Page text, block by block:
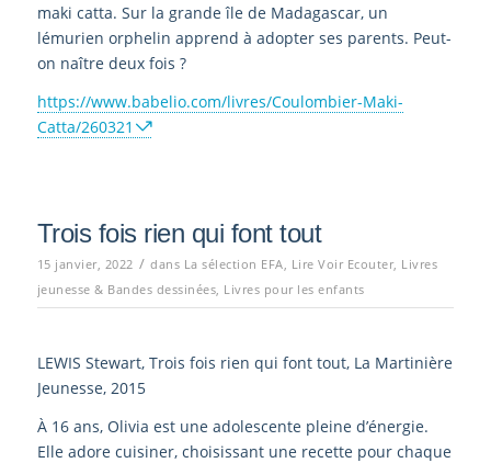
maki catta. Sur la grande île de Madagascar, un
lémurien orphelin apprend à adopter ses parents. Peut-
on naître deux fois ?
https://www.babelio.com/livres/Coulombier-Maki-
Catta/260321
Trois fois rien qui font tout
15 janvier, 2022 / dans La sélection EFA Lire Voir Ecouter, Livres
jeunesse & Bandes dessinées Livres pour les enfants
LEWIS Stewart, Trois fois rien qui font tout, La Martinière
Jeunesse, 2015
À 16 ans, Olivia est une adolescente pleine d’énergie.
Elle adore cuisiner, choisissant une recette pour chaque